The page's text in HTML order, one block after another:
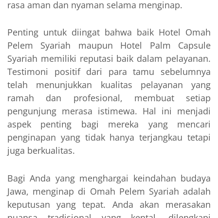
rasa aman dan nyaman selama menginap.
Penting untuk diingat bahwa baik Hotel Omah
Pelem Syariah maupun Hotel Palm Capsule
Syariah memiliki reputasi baik dalam pelayanan.
Testimoni positif dari para tamu sebelumnya
telah menunjukkan kualitas pelayanan yang
ramah dan profesional, membuat setiap
pengunjung merasa istimewa. Hal ini menjadi
aspek penting bagi mereka yang mencari
penginapan yang tidak hanya terjangkau tetapi
juga berkualitas.
Bagi Anda yang menghargai keindahan budaya
Jawa, menginap di Omah Pelem Syariah adalah
keputusan yang tepat. Anda akan merasakan